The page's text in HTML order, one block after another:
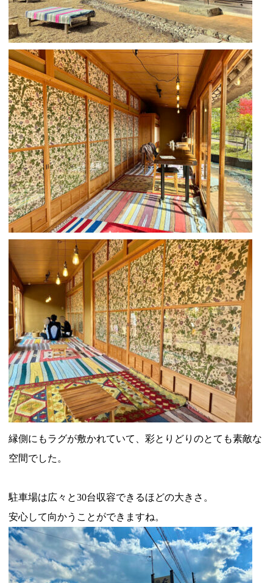
縁側にもラグが敷かれていて、彩とりどりのとても素敵な
空間でした。
駐車場は広々と30台収容できるほどの大きさ。
安心して向かうことができますね。